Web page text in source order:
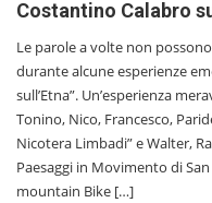
Costantino Calabro
Le parole a volte non
durante alcune esperienze
sull’Etna”. Un’esperienza
Tonino, Nico, Francesco,
Nicotera Limbadi” e Walter,
Paesaggi in Movimento di
mountain Bike […]